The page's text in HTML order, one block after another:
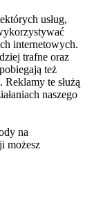
usług,
internetowych.
trafne oraz
też
te służą
naszego
na
możesz